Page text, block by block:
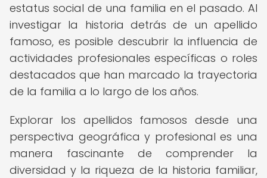
estatus social de una familia en el pasado. Al
investigar la historia detrás de un apellido
famoso, es posible descubrir la influencia de
actividades profesionales específicas o roles
destacados que han marcado la trayectoria
de la familia a lo largo de los años.
Explorar los apellidos famosos desde una
perspectiva geográfica y profesional es una
manera fascinante de comprender la
diversidad y la riqueza de la historia familiar,